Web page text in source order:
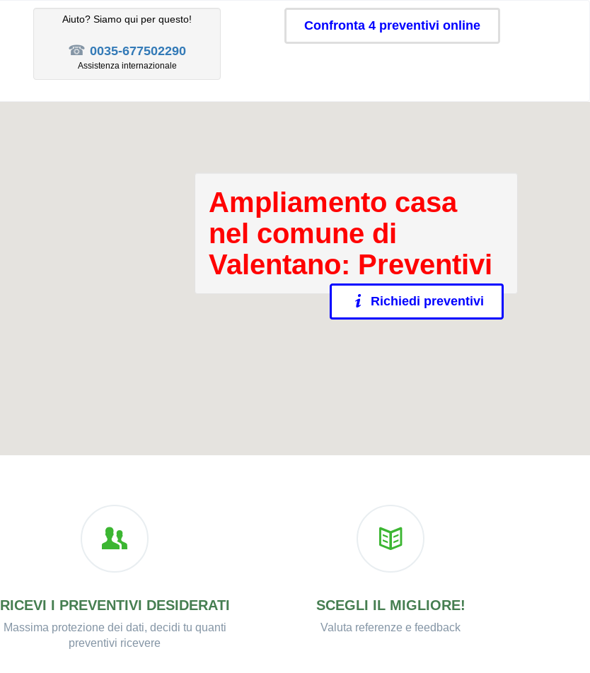
Aiuto? Siamo qui per questo!
☎ 0035-677502290
Assistenza internazionale
Confronta 4 preventivi online
Ampliamento casa
nel comune di
Valentano: Preventivi
Richiedi preventivi
RICEVI I PREVENTIVI DESIDERATI
Massima protezione dei dati, decidi tu quanti
preventivi ricevere
SCEGLI IL MIGLIORE!
Valuta referenze e feedback